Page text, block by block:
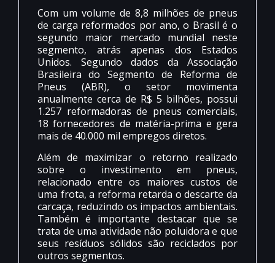
Com um volume de 8,8 milhões de pneus
de carga reformados por ano, o Brasil é o
segundo maior mercado mundial neste
segmento, atrás apenas dos Estados
Unidos. Segundo dados da Associação
Brasileira do Segmento de Reforma de
Pneus (ABR), o setor movimenta
anualmente cerca de R$ 5 bilhões, possui
1.257 reformadoras de pneus comerciais,
18 fornecedores de matéria-prima e gera
mais de 40.000 mil empregos diretos.
Além de maximizar o retorno realizado
sobre o investimento em pneus,
relacionado entre os maiores custos de
uma frota, a reforma retarda o descarte da
carcaça, reduzindo os impactos ambientais.
Também é importante destacar que se
trata de uma atividade não poluidora e que
seus resíduos sólidos são reciclados por
outros segmentos.